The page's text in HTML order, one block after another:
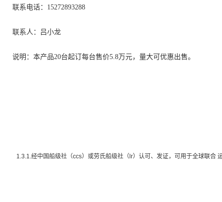
联系电话：15272893288
联系人：吕小龙
说明：本产品20台起订每台售价5.8万元，量大可优惠出售。
1.3.1.经中国船级社（ccs）或劳氏船级社（ lr）认可、发证，可用于全球联合